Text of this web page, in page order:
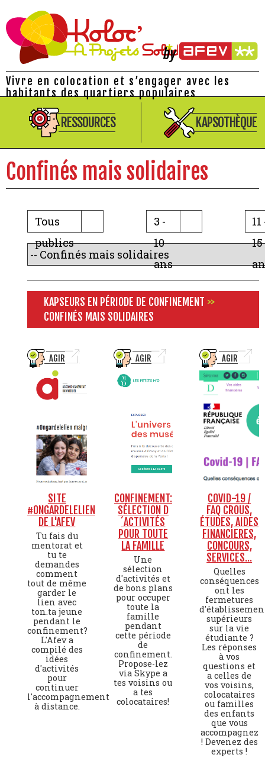
Vivre en colocation et s’engager avec les
habitants des quartiers populaires
RESSOURCES KAPSOTHÈQUE
Confinés mais solidaires
Tous
publics
3 -
10
ans
11
15
KAPSEURS EN PÉRIODE DE CONFINEMENT >>
CONFINÉS MAIS SOLIDAIRES
AGIR
SITE
#ONGARDELELIEN
DE L'AFEV
Tu fais du
mentorat et
tu te
demandes
comment
tout de même
garder le
lien avec
ton.ta jeune
pendant le
confinement?
L'Afev a
compilé des
idées
d'activités
pour
continuer
l'accompagnement
à distance.
AGIR
CONFINEMENT:
SÉLECTION D
´ACTIVITÉS
POUR TOUTE
LA FAMILLE
Une
sélection
d'activités et
de bons plans
pour occuper
toute la
famille
pendant
cette période
de
confinement.
Propose-lez
via Skype a
tes voisins ou
a tes
colocataires!
AGIR
COVID-19 /
FAQ CROUS,
ÉTUDES, AIDES
FINANCIERES,
CONCOURS,
SERVICES...
Quelles
conséquences
ont les
fermetures
supérieurs
sur la vie
étudiante ?
Les réponses
à vos
questions et
a celles de
vos voisins,
colocataires
ou familles
des enfants
que vous
accompagnez
! Devenez des
experts !